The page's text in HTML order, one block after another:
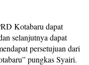
Kotabaru dapat
selanjutnya dapat
persetujuan dari
pungkas Syairi.